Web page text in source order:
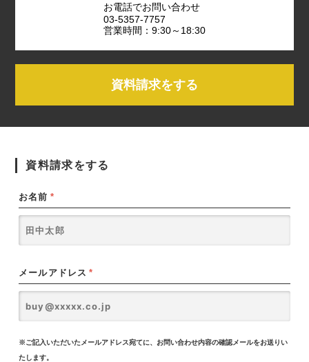
お電話でお問い合わせ
03-5357-7757
営業時間：9:30～18:30
資料請求をする
資料請求をする
お名前 *
メールアドレス *
※ご記入いただいたメールアドレス宛てに、お問い合わせ内容の確認メールをお送りい
たします。